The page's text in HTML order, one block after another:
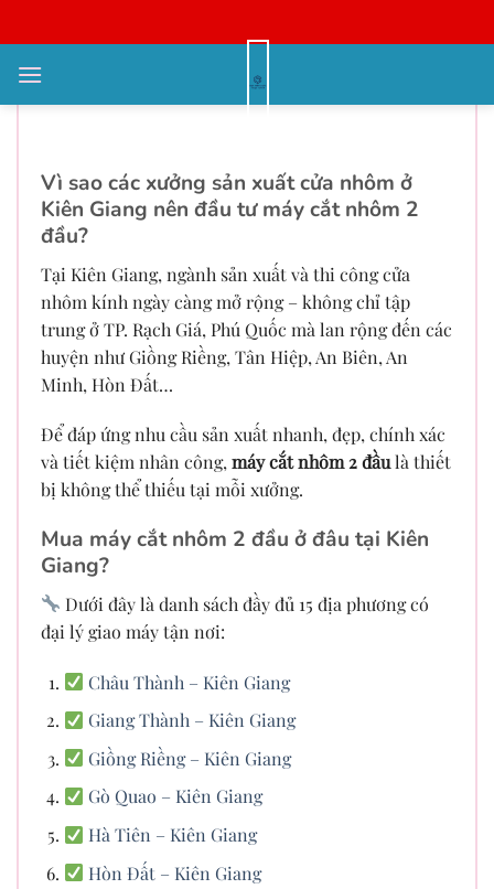
qua
nội
Tổng hợp địa chỉ bán máy cắt
Vì sao các xưởng sản xuất cửa nhôm ở
Kiên Giang nên đầu tư máy cắt nhôm 2
đầu?
Tại Kiên Giang, ngành sản xuất và thi công cửa
nhôm kính ngày càng mở rộng – không chỉ tập
trung ở TP. Rạch Giá, Phú Quốc mà lan rộng đến các
huyện như Giồng Riềng, Tân Hiệp, An Biên, An
Minh, Hòn Đất…
Để đáp ứng nhu cầu sản xuất nhanh, đẹp, chính xác
và tiết kiệm nhân công,máy cắt nhôm 2 đầulà thiết
bị không thể thiếu tại mỗi xưởng.
Mua máy cắt nhôm 2 đầu ở đâu tại Kiên
Giang?
Dưới đây là danh sách đầy đủ 15 địa phương có
đại lý giao máy tận nơi:
Châu Thành – Kiên Giang
Giang Thành – Kiên Giang
Giồng Riềng – Kiên Giang
Gò Quao – Kiên Giang
Hà Tiên – Kiên Giang
Hòn Đất – Kiên Giang